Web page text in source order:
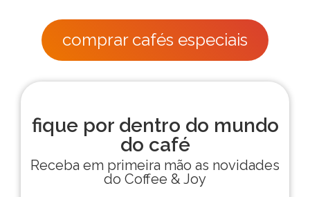
comprar cafés especiais